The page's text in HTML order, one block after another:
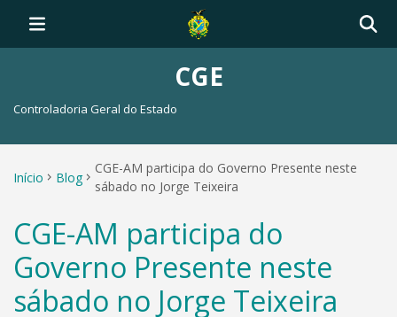
CGE
Controladoria Geral do Estado
Início Blog
CGE-AM participa do Governo Presente neste
sábado no Jorge Teixeira
CGE-AM participa do
Governo Presente neste
sábado no Jorge Teixeira